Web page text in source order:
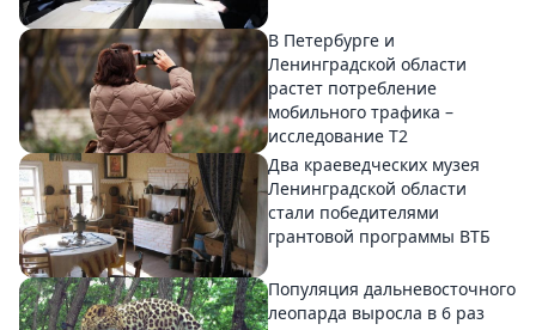
В Петербурге и
Ленинградской области
растет потребление
мобильного трафика –
исследование T2
Два краеведческих музея
Ленинградской области
стали победителями
грантовой программы ВТБ
Популяция дальневосточного
леопарда выросла в 6 раз